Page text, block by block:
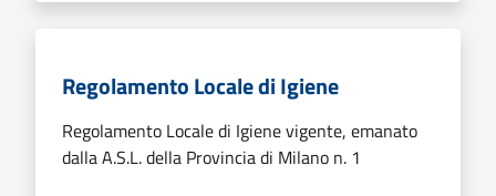
Regolamento Locale di Igiene
Regolamento Locale di Igiene vigente, emanato
dalla A.S.L. della Provincia di Milano n. 1